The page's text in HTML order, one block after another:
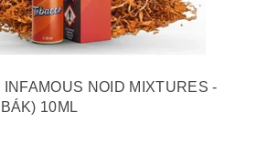
NOID MIXTURES -
10ML